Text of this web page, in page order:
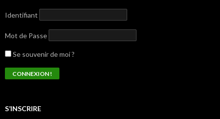
Identifiant
Mot de Passe
Se souvenir de moi ?
S’INSCRIRE